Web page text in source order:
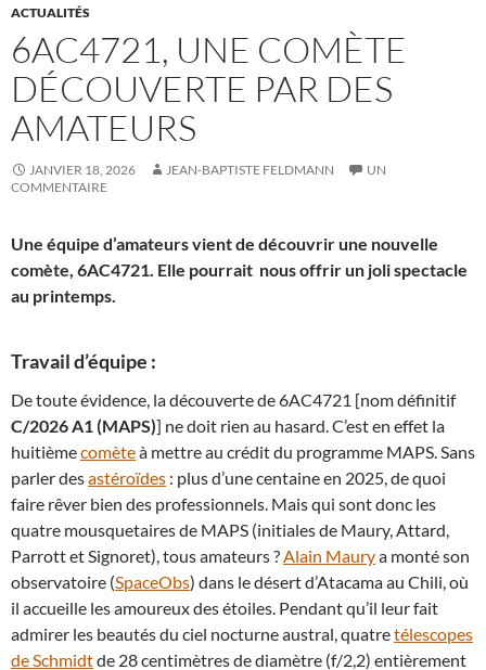
ACTUALITÉS
6AC4721, UNE COMÈTE
DÉCOUVERTE PAR DES
AMATEURS
JANVIER 18, 2026 JEAN-BAPTISTE FELDMANN
UN
COMMENTAIRE
Une équipe d’amateurs vient de découvrir une nouvelle
comète, 6AC4721. Elle pourrait nous offrir un joli spectacle
au printemps.
Travail d’équipe :
De toute évidence, la découverte de 6AC4721 [nom définitif
C/2026 A1 (MAPS)] ne doit rien au hasard. C’est en effet la
huitièmecomèteà mettre au crédit du programme MAPS. Sans
parler desastéroïdes : plus d’une centaine en 2025, de quoi
faire rêver bien des professionnels. Mais qui sont donc les
quatre mousquetaires de MAPS (initiales de Maury, Attard,
Parrott et Signoret), tous amateurs ?Alain Maurya monté son
observatoire (SpaceObs) dans le désert d’Atacama au Chili, où
il accueille les amoureux des étoiles. Pendant qu’il leur fait
admirer les beautés du ciel nocturne austral, quatretélescopes
de Schmidtde 28 centimètres de diamètre (f/2,2) entièrement